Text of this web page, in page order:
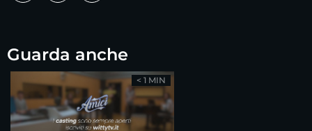
Guarda anche
< 1 MIN